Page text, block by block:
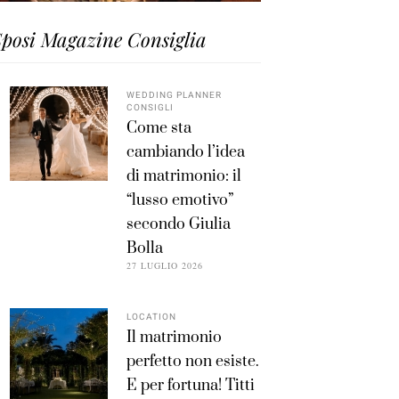
Magazine Consiglia
WEDDING PLANNER
CONSIGLI
Come sta
cambiando l’idea
di matrimonio: il
“lusso emotivo”
secondo Giulia
Bolla
27 LUGLIO 2026
LOCATION
Il matrimonio
perfetto non esiste.
E per fortuna! Titti